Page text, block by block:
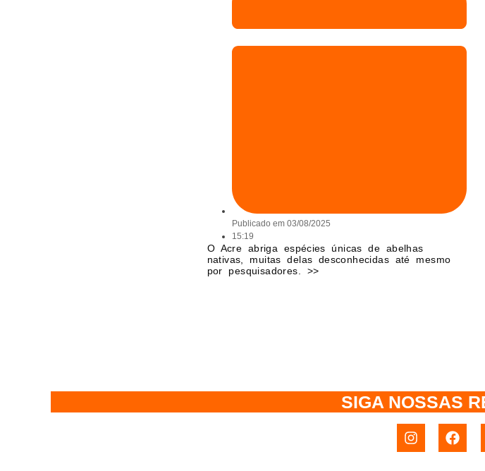
Publicado em 03/08/2025
15:19
O Acre abriga espécies únicas de abelhas
nativas, muitas delas desconhecidas até mesmo
por pesquisadores. >>
SIGA NOSSAS